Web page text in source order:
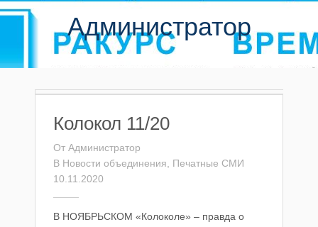
Администратор
Колокол 11/20
От Администратор
В Новости объединения
Печатные СМИ
10.11.2020
В НОЯБРЬСКОМ «Колоколе» – правда о